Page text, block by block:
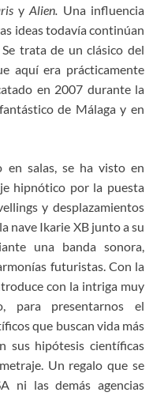
yAlien. Una influencia
ideas todavía continúan
trata de un clásico del
aquí era prácticamente
en 2007 durante la
de Málaga y en
en salas, se ha visto en
hipnótico por la puesta
y desplazamientos
nave Ikarie XB junto a su
una banda sonora,
futuristas. Con la
con la intriga muy
para presentarnos el
que buscan vida más
sus hipótesis científicas
Un regalo que se
ni las demás agencias